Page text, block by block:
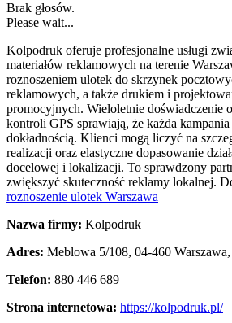
Brak głosów.
Please wait...
Kolpodruk oferuje profesjonalne usługi
materiałów reklamowych na terenie
roznoszeniem ulotek do skrzynek
reklamowych, a także drukiem i
promocyjnych. Wieloletnie doświadczenie
kontroli GPS sprawiają, że każda
dokładnością. Klienci mogą liczyć na
realizacji oraz elastyczne dopasowanie
docelowej i lokalizacji. To sprawdzony
zwiększyć skuteczność reklamy lokalnej.
roznoszenie ulotek Warszawa
Nazwa firmy: Kolpodruk
Adres: Meblowa 5/108, 04-460 Warszawa,
Telefon: 880 446 689
Strona internetowa: https://kolpodruk.pl/